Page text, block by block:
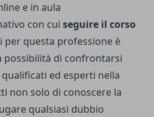
e in aula
con cui seguire il corso
per questa professione è
possibilità di confrontarsi
ed esperti nella
non solo di conoscere la
qualsiasi dubbio